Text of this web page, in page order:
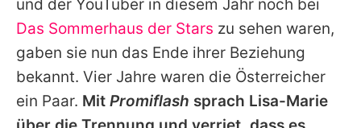
Utiq verwalten
und der YouTuber in diesem Jahr noch bei
Das Sommerhaus der Stars zu sehen waren,
gaben sie nun das Ende ihrer Beziehung
bekannt. Vier Jahre waren die Österreicher
ein Paar. Mit Promiflash sprach Lisa-Marie